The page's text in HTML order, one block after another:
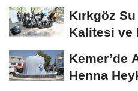
Kırkgöz
Kalitesi ve
Kemer’de
Henna